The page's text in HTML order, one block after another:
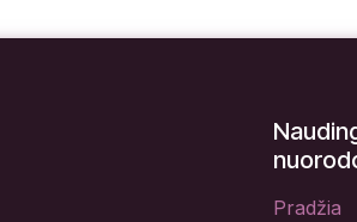
Pradžia